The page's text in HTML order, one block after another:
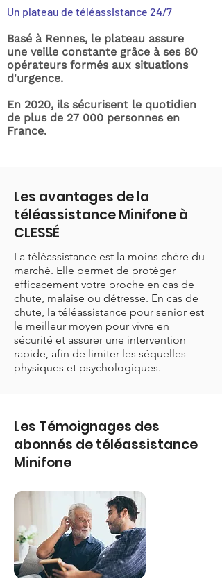
Un plateau de téléassistance 24/7
Basé à Rennes, le plateau assure
une veille constante grâce à ses 80
opérateurs formés aux situations
d'urgence.
En 2020, ils sécurisent le quotidien
de plus de 27 000 personnes en
France.
Les avantages de la
téléassistance Minifone à
CLESSÉ
La téléassistance est la moins chère du
marché. Elle permet de protéger
efficacement votre proche en cas de
chute, malaise ou détresse. En cas de
chute, la téléassistance pour senior est
le meilleur moyen pour vivre en
sécurité et assurer une intervention
rapide, afin de limiter les séquelles
physiques et psychologiques.
Les Témoignages des
abonnés de téléassistance
Minifone